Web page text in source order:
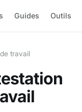
Guides Outils
travail